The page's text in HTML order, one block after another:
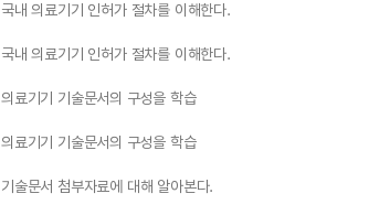
국내 의료기기 인허가 절차를 이해한다.
국내 의료기기 인허가 절차를 이해한다.
의료기기 기술문서의 구성을 학습
의료기기 기술문서의 구성을 학습
기술문서 첨부자료에 대해 알아본다.